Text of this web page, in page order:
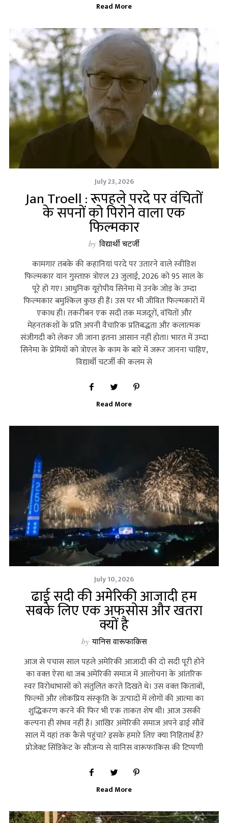
Read More
July 23, 2026
Jan Troell : रूपहले परदे पर वंचितों
के सपनों को पिरोने वाला एक
फिल्मकार
by विद्यार्थी चटर्जी
कामगार तबके की कहानियां परदे पर उतारने वाले स्‍वीडिश
फिल्‍मकार यान गुस्‍ताफ़ त्रोएल 23 जुलाई, 2026 को 95 साल के
पूरे हो गए। आधुनिक यूरोपीय सिनेमा में उनके जोड़ के उम्‍दा
फिल्‍मकार बमुश्किल कुछ ही हैं। उस पर भी जीवित फिल्‍मकारों में
एकाध ही। तकरीबन एक सदी तक मजदूरों, वंचितों और
मेहनतकशों के प्रति अपनी वैचारिक प्रतिबद्धता और कलात्‍मक
संजीगदी को लेकर जी जाना इतना आसान नहीं होता। भारत में उम्‍दा
सिनेमा के प्रेमियों को त्रोएल के काम के बारे में जरूर जानना चाहिए,
विद्यार्थी चटर्जी की कलम से
Read More
July 10, 2026
ढाई सदी की अमेरिकी आजादी हम
सबके लिए एक अफसोस और खतरा
क्यों है
by यानिस वारूफाकिस
आज से पचास साल पहले अमेरिकी आजादी की दो सदी पूरी होने
का वक्‍त ऐसा था जब अमेरिकी समाज में आलोचना के आंतरिक
स्‍वर विरोधाभासों को संतुलित करते दिखते थे। उस वक्‍त किताबों,
फिल्‍मों और लोकप्रिय संस्‍कृति के उत्‍पादों में लोगों की आत्‍मा का
शुद्धिकरण करने की फिर भी एक ताकत शेष थी। आज उसकी
कल्‍पना ही संभव नहीं है। आखिर अमेरिकी समाज अपने ढाई सौवें
साल में यहां तक कैसे पहुंचा? इसके हमारे लिए क्‍या निहितार्थ हैं?
प्रोजेक्‍ट सिंडिकेट के सौजन्‍य से यानिस वारूफाकिस की टिप्‍पणी
Read More